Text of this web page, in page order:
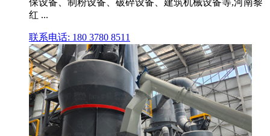
保设备、制粉设备、破碎设备、建筑机械设备等,河南黎
红 ...
联系电话: 180 3780 8511